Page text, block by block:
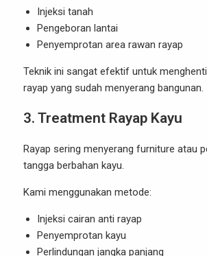
Injeksi tanah
Pengeboran lantai
Penyemprotan area rawan rayap
Teknik ini sangat efektif untuk
rayap yang sudah menyerang bangunan.
3. Treatment Rayap Kayu
Rayap sering menyerang furniture atau
tangga berbahan kayu.
Kami menggunakan metode:
Injeksi cairan anti rayap
Penyemprotan kayu
Perlindungan jangka panjang